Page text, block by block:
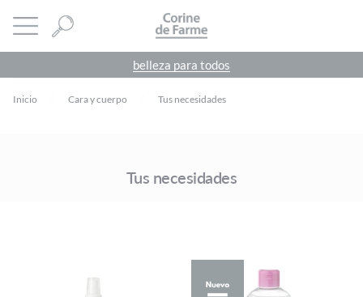
abrir menú CORINE DE FARME
belleza para todos
Inicio Cara y cuerpo Tus necesidades
Tus necesidades